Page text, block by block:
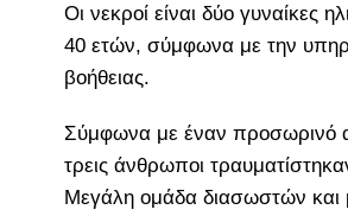
Οι νεκροί είναι δύο γυναίκες
40 ετών, σύμφωνα με την
βοήθειας.
Σύμφωνα με έναν προσωρινό
τρεις άνθρωποι
Μεγάλη ομάδα διασωστών και